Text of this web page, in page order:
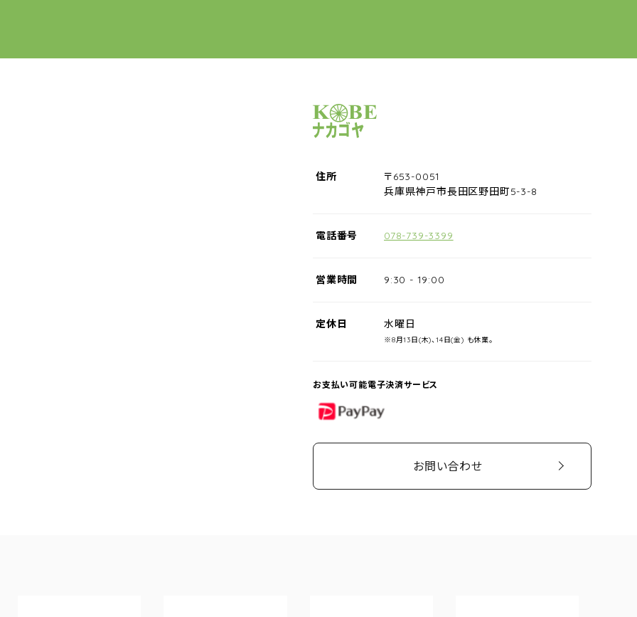
サイクルショップナカゴヤ
住所
〒653-0051
兵庫県神戸市長田区野田町5-3-8
電話番号 078-739-3399
営業時間 9:30 - 19:00
定休日 水曜日
※8月13日(木)、14日(金) も休業。
お支払い可能電子決済サービス
PayPay
お問い合わせ